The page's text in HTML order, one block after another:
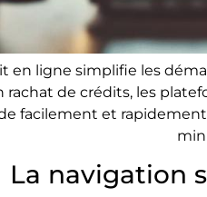
en ligne simplifie les
de crédits, les
facilement et
La navigation